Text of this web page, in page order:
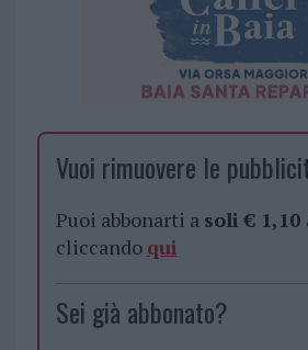
Vuoi rimuovere le
Puoi abbonarti a soli € 1,10
cliccando qui
Sei già abbonato?